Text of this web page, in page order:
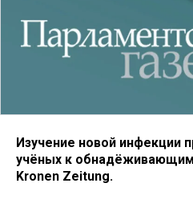
Изучение новой инфекции
учёных к
Kronen Zeitung.